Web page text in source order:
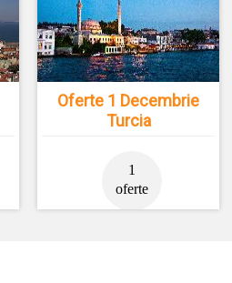
Oferte 1 Decembrie
Turcia
1
oferte